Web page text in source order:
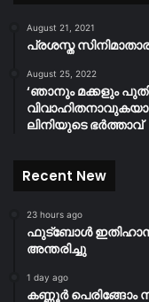
August 21, 2021
പ്രശസ്ത
August 25, 2022
‘ഞാനും മക്കളും
ലിനിയുടെ ഭർത്താവ്
Recent New
23 hours ago
ഫുട്ബോൾ
അന്തരിച്ചു
1 day ago
കണ്ണൂർ പെരിങ്ങോം